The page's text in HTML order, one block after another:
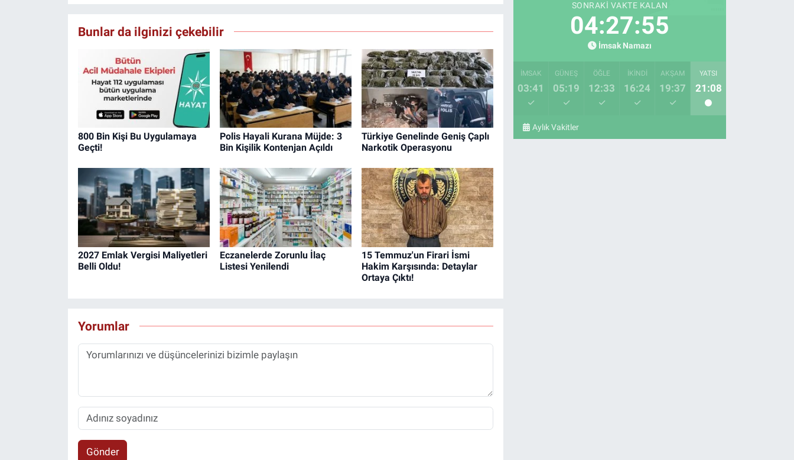
Bunlar da ilginizi çekebilir
800 Bin Kişi Bu Uygulamaya
Geçti!
Polis Hayali Kurana Müjde: 3
Bin Kişilik Kontenjan Açıldı
Türkiye Genelinde Geniş Çaplı
Narkotik Operasyonu
2027 Emlak Vergisi Maliyetleri
Belli Oldu!
Eczanelerde Zorunlu İlaç
Listesi Yenilendi
15 Temmuz'un Firari İsmi
Hakim Karşısında: Detaylar
Ortaya Çıktı!
Yorumlar
Gönder
SONRAKI VAKTE KALAN
04:27:54
İmsak Namazı
İMSAK
03:41
GÜNEŞ
05:19
ÖĞLE
12:33
İKINDI
16:24
AKŞAM
19:37
YATSI
21:08
Aylık Vakitler